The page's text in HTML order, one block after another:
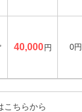
40,000円 0円
こちらから